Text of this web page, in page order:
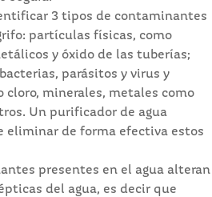
3 tipos de contaminantes
partículas físicas, como
y óxido de las tuberías;
parásitos y virus y
cloro, minerales, metales como
Un purificador de agua
eliminar de forma efectiva estos
presentes en el agua alteran
del agua, es decir que